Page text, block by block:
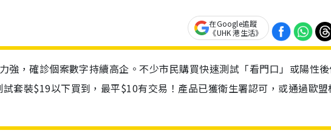
在Google追蹤
《UHK 港生活》
強，確診個案數字持續高企。不少市民購買快速測試「看門口」或陽性
套裝$19以下買到，最平$10有交易！產品已獲衛生署認可，或通過歐盟